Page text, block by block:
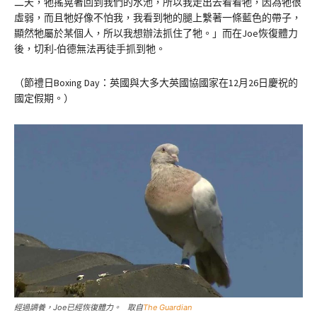
虛弱，而且牠好像不怕我，我看到牠的腿上繫著一條藍色的帶子，
顯然牠屬於某個人，所以我想辦法抓住了牠。」而在Joe恢復體力
後，切利-伯德無法再徒手抓到牠。
（節禮日Boxing Day：英國與大多大英國協國家在12月26日慶祝的
國定假期。）
經過調養，Joe已經恢復體力。 取自The Guardian